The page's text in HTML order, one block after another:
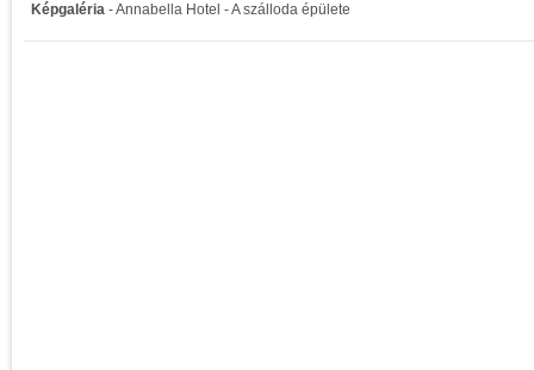
Képgaléria - Annabella Hotel - A szálloda épülete